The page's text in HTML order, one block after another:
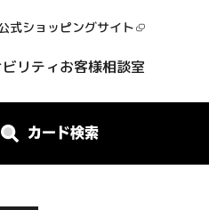
式ショッピングサイト
リティお客様相談室
カード検索